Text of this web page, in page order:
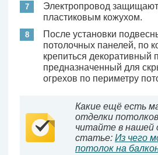
Электропровод
пластиковым кожухом.
После установки
потолочных панелей, по
крепиться декоративный
предназначенный для
огрехов по периметру
Какие ещё есть
отделки
читайте в нашей
статье: Из чего
потолок на